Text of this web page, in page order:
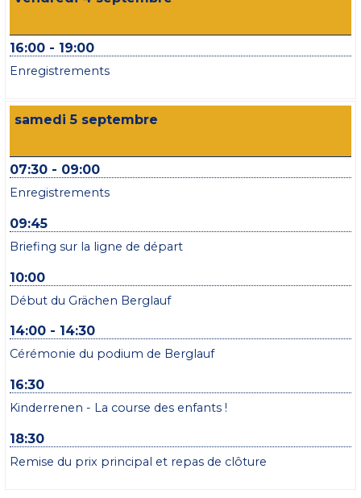
16:00 - 19:00
Enregistrements
samedi 5 septembre
07:30 - 09:00
Enregistrements
09:45
Briefing sur la ligne de départ
10:00
Début du Grächen Berglauf
14:00 - 14:30
Cérémonie du podium de Berglauf
16:30
Kinderrenen - La course des enfants !
18:30
Remise du prix principal et repas de clôture